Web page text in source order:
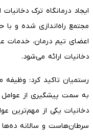
ایجاد درمانگاه ترک
مجتمع راه‌اندازی شده و
اعضای تیم درمان، خدمات
دخانیات ارائه می‌شود.
رستمیان تاکید کرد: وظیفه
به سمت پیشگیری از عوامل
دخانیات یکی از مهم‌ترین
سرطان‌هاست و سالانه